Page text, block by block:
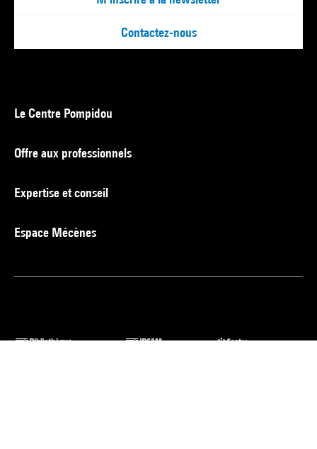
Contactez-nous
Le Centre Pompidou
Offre aux professionnels
Expertise et conseil
Espace Mécènes